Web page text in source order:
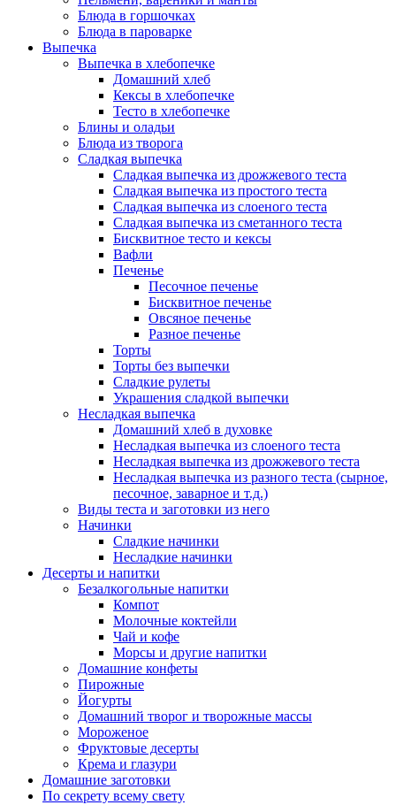
Блюда в горшочках
Блюда в пароварке
Выпечка
Выпечка в хлебопечке
Домашний хлеб
Кексы в хлебопечке
Тесто в хлебопечке
Блины и оладьи
Блюда из творога
Сладкая выпечка
Сладкая выпечка из дрожжевого теста
Сладкая выпечка из простого теста
Сладкая выпечка из слоеного теста
Сладкая выпечка из сметанного теста
Бисквитное тесто и кексы
Вафли
Печенье
Песочное печенье
Бисквитное печенье
Овсяное печенье
Разное печенье
Торты
Торты без выпечки
Сладкие рулеты
Украшения сладкой выпечки
Несладкая выпечка
Домашний хлеб в духовке
Несладкая выпечка из слоеного теста
Несладкая выпечка из дрожжевого теста
Несладкая выпечка из разного теста (сырное,
песочное, заварное и т.д.)
Виды теста и заготовки из него
Начинки
Сладкие начинки
Несладкие начинки
Десерты и напитки
Безалкогольные напитки
Компот
Молочные коктейли
Чай и кофе
Морсы и другие напитки
Домашние конфеты
Пирожные
Йогурты
Домашний творог и творожные массы
Мороженое
Фруктовые десерты
Крема и глазури
Домашние заготовки
По секрету всему свету